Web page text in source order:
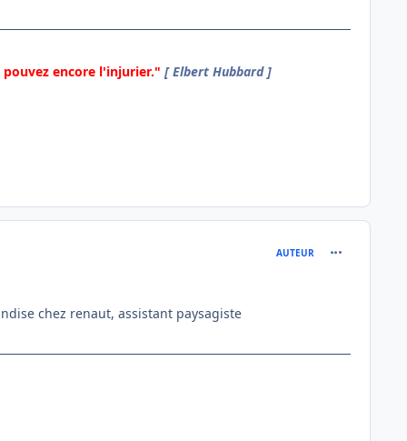
encore l'injurier." [ Elbert Hubbard ]
AUTEUR
chez renaut, assistant paysagiste